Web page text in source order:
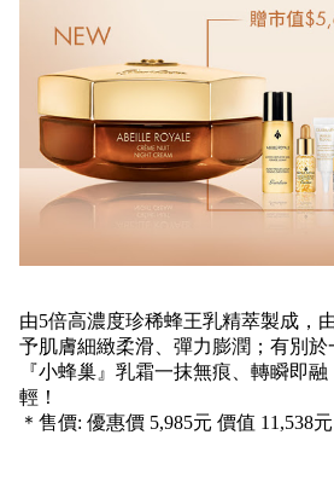
由5倍高濃度珍稀蜂王乳精萃製成，
予肌膚細緻柔滑、彈力膨潤；有別
『小蜂巢』乳霜一抹無痕、轉瞬即
輕！
＊售價: 優惠價 5,985元 價值 11,538元